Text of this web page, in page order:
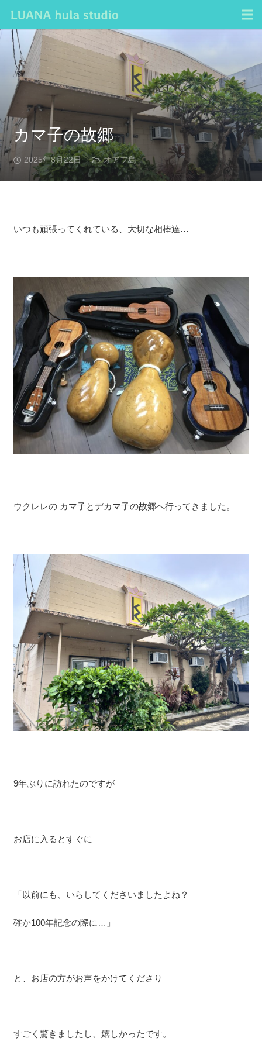
カマ子の故郷
2025年8月22日 オアフ島
いつも頑張ってくれている、大切な相棒達…
ウクレレの カマ子とデカマ子の故郷へ行ってきました。
9年ぶりに訪れたのですが
お店に入るとすぐに
「以前にも、いらしてくださいましたよね？
確か100年記念の際に…」
と、お店の方がお声をかけてくださり
すごく驚きましたし、嬉しかったです。